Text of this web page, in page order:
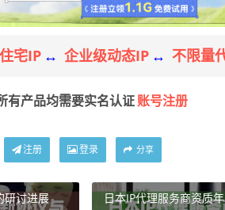
宅IP ↔ 企业级动态IP ↔ 不限量
有产品均需要实名认证 账号注册
注册 登录 分享
研讨进展 日本IP代理服务商资质